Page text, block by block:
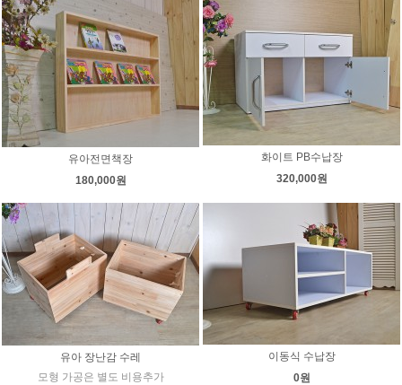
유아전면책장
180,000원
화이트 PB수납장
320,000원
유아 장난감 수레
모형 가공은 별도 비용추가
이동식 수납장
0원